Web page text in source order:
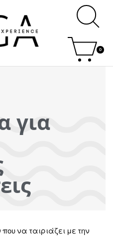
0
για
να ταιριάζει με την